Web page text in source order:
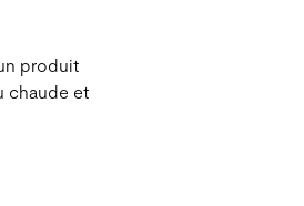
produit
chaude et